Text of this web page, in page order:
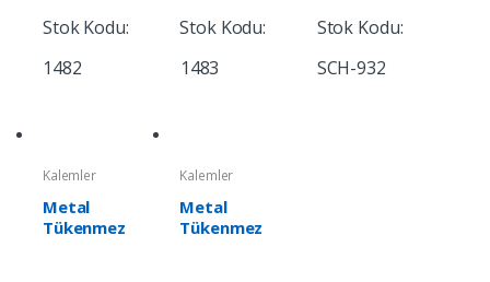
Stok Kodu:
1482
Stok Kodu:
1483
Stok Kodu:
SCH-932
Kalemler
Metal
Tükenmez
Kalemler
Metal
Tükenmez